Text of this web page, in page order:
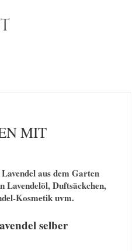
MIT
aus dem Garten
Lavendelöl, Duftsäckchen,
Kosmetik uvm.
selber